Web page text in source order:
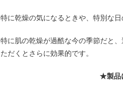
特に乾燥の気になるときや、特別な
特に肌の乾燥が過酷な今の季節だと
ただくとさらに効果的です。
★製品